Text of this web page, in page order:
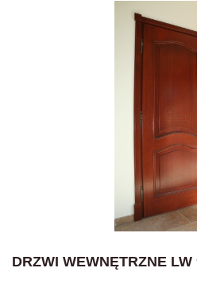
DRZWI WEWNĘTRZNE LW